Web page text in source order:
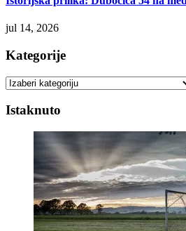
jul 14, 2026
Kategorije
Kategorije
Istaknuto